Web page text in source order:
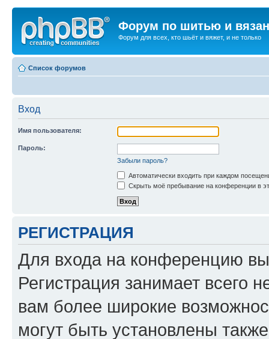
Форум по шитью и
Форум для всех, кто шьёт и вяжет, и не только
Список форумов
Вход
Имя пользователя:
Пароль:
Забыли пароль?
Автоматически входить при каждом
Скрыть моё пребывание на конференции в
РЕГИСТРАЦИЯ
Для входа на конференцию
Регистрация занимает всего
вам более широкие
могут быть установлены